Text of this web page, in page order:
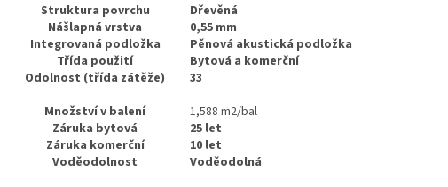
Struktura povrchu
Dřevěná
Nášlapná vrstva
0,55 mm
Integrovaná podložka
Pěnová akustická podložka
Třída použití
Bytová a komerční
Odolnost (třída zátěže)
33
Množství v balení
1,588 m2/bal
Záruka bytová
25 let
Záruka komerční
10 let
Voděodolnost
Voděodolná